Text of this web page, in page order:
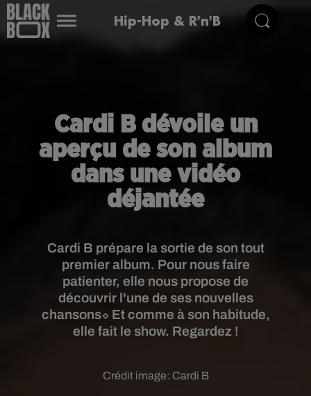
Hip-Hop & R'n'B
Cardi B dévoile un
aperçu de son album
dans une vidéo
déjantée
Cardi B prépare la sortie de son tout
premier album. Pour nous faire
patienter, elle nous propose de
découvrir l'une de ses nouvelles
chansons⬦ Et comme à son habitude,
elle fait le show. Regardez !
Crédit image: Cardi B